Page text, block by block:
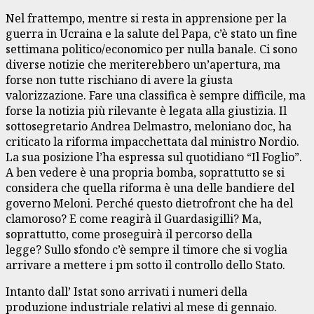
Nel frattempo, mentre si resta in apprensione per la
guerra in Ucraina e la salute del Papa, c’è stato un fine
settimana politico/economico per nulla banale. Ci sono
diverse notizie che meriterebbero un’apertura, ma
forse non tutte rischiano di avere la giusta
valorizzazione. Fare una classifica è sempre difficile, ma
forse la notizia più rilevante è legata alla giustizia. Il
sottosegretario Andrea Delmastro, meloniano doc, ha
criticato la riforma impacchettata dal ministro Nordio.
La sua posizione l’ha espressa sul quotidiano “Il Foglio”.
A ben vedere è una propria bomba, soprattutto se si
considera che quella riforma è una delle bandiere del
governo Meloni. Perché questo dietrofront che ha del
clamoroso? E come reagirà il Guardasigilli? Ma,
soprattutto, come proseguirà il percorso della
legge? Sullo sfondo c’è sempre il timore che si voglia
arrivare a mettere i pm sotto il controllo dello Stato.
Intanto dall’ Istat sono arrivati i numeri della
produzione industriale relativi al mese di gennaio.